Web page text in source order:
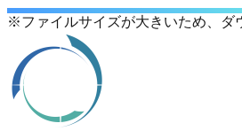
※ファイルサイズが大きいため、ダ